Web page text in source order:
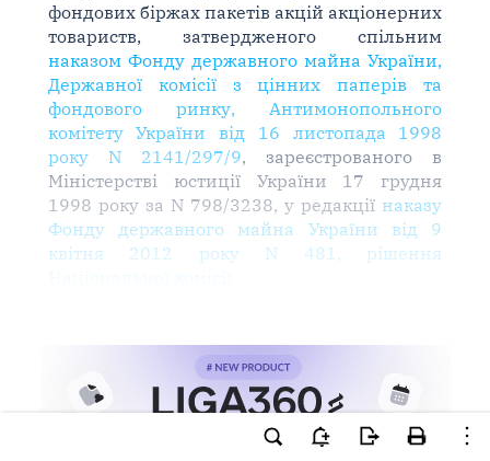
фондових біржах пакетів акцій акціонерних
товариств, затвердженого спільним
наказом Фонду державного майна України,
Державної комісії з цінних паперів та
фондового ринку, Антимонопольного
комітету України від 16 листопада 1998
року N 2141/297/9, зареєстрованого в
Міністерстві юстиції України 17 грудня
1998 року за N 798/3238, у редакції наказу
Фонду державного майна України від 9
квітня 2012 року N 481, рішення